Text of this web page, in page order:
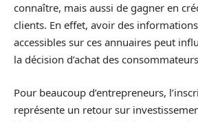
connaître, mais aussi de gagner en
clients. En effet, avoir des
accessibles sur ces annuaires peut
la décision d’achat des
Pour beaucoup d’entrepreneurs,
représente un retour sur